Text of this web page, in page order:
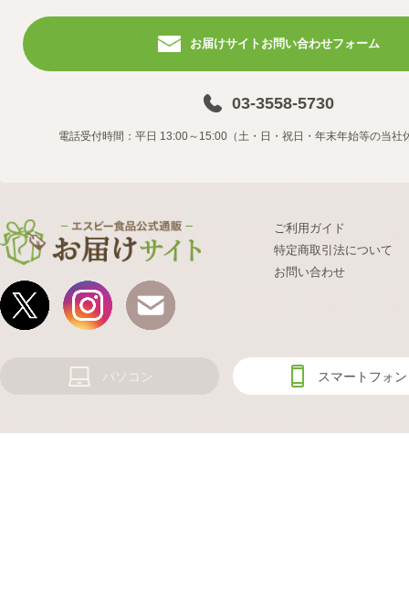
お届けサイトお問い合わせフォーム
03-3558-5730
電話受付時間：平日 13:00～15:00（土・日・祝日・年末年始等の当社
ご利用ガイド
特定商取引法について
お問い合わせ
パソコン スマートフォン